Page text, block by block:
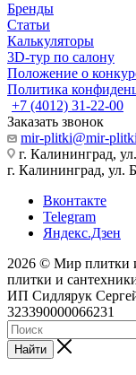
Бренды
Статьи
Калькуляторы
3D-тур по салону
Положение о
Политика
+7 (4012) 31-22-00
Заказать звонок
mir-plitki@mir-
г. Калининград,
г. Калининград, ул.
Вконтакте
Telegram
Яндекс.Дзен
2026 © Мир плитки
плитки и
ИП Сидлярук
323390000066231
Найти